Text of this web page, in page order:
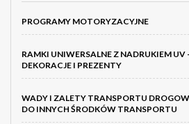
PROGRAMY MOTORYZACYJNE
RAMKI UNIWERSALNE Z NADRUKIEM UV
DEKORACJE I PREZENTY
WADY I ZALETY TRANSPORTU
DO INNYCH ŚRODKÓW TRANSPORTU